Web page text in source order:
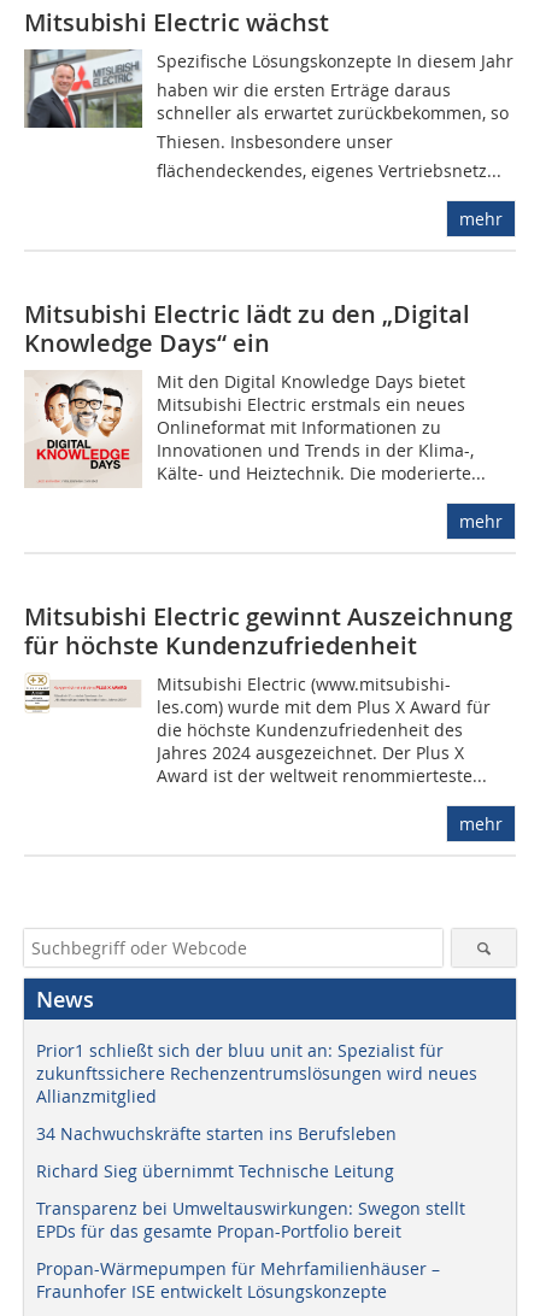
Mitsubishi Electric wächst
Spezifische Lösungskonzepte In diesem Jahr
haben wir die ersten Erträge daraus
schneller als erwartet zurückbekommen, so
Thiesen. Insbesondere unser
flächendeckendes, eigenes Vertriebsnetz...
mehr
Mitsubishi Electric lädt zu den „Digital
Knowledge Days“ ein
Mit den Digital Knowledge Days bietet
Mitsubishi Electric erstmals ein neues
Onlineformat mit Informationen zu
Innovationen und Trends in der Klima-,
Kälte- und Heiztechnik. Die moderierte...
mehr
Mitsubishi Electric gewinnt Auszeichnung
für höchste Kundenzufriedenheit
Mitsubishi Electric (www.mitsubishi-
les.com) wurde mit dem Plus X Award für
die höchste Kundenzufriedenheit des
Jahres 2024 ausgezeichnet. Der Plus X
Award ist der weltweit renommierteste...
mehr
News
Prior1 schließt sich der bluu unit an: Spezialist für
zukunftssichere Rechenzentrumslösungen wird neues
Allianzmitglied
34 Nachwuchskräfte starten ins Berufsleben
Richard Sieg übernimmt Technische Leitung
Transparenz bei Umweltauswirkungen: Swegon stellt
EPDs für das gesamte Propan-Portfolio bereit
Propan-Wärmepumpen für Mehrfamilienhäuser –
Fraunhofer ISE entwickelt Lösungskonzepte